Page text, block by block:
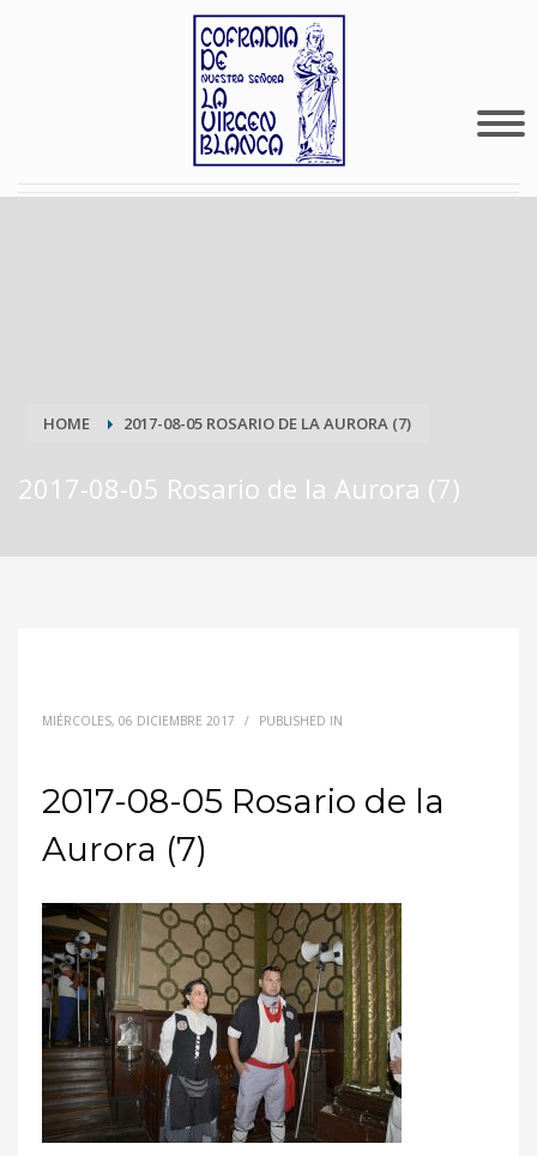
HOME 2017-08-05 ROSARIO DE LA AURORA (7)
2017-08-05 Rosario de la Aurora (7)
MIÉRCOLES, 06 DICIEMBRE 2017 / PUBLISHED IN
2017-08-05 Rosario de la
Aurora (7)